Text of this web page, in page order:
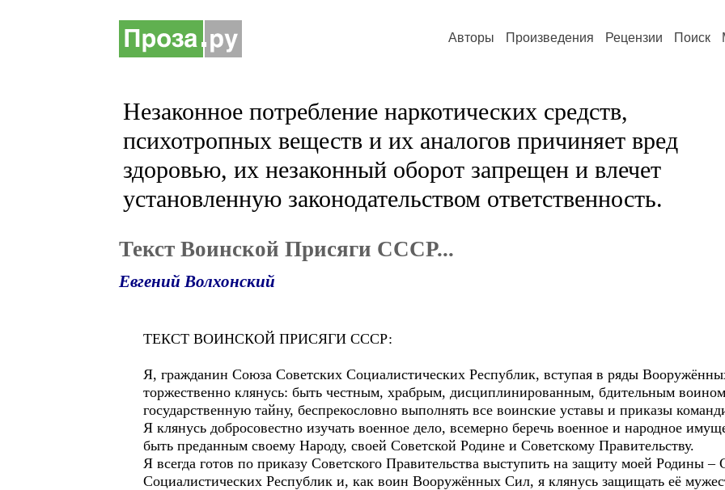
Авторы Произведения Рецензии Поиск
Незаконное потребление наркотических средств,
психотропных веществ и их аналогов причиняет вред
здоровью, их незаконный оборот запрещен и влечет
установленную законодательством ответственность.
Текст Воинской Присяги СССР...
Евгений Волхонский
ТЕКСТ ВОИНСКОЙ ПРИСЯГИ СССР:
Я, гражданин Союза Советских Социалистических Республик, вступая в ряды
торжественно клянусь: быть честным, храбрым, дисциплинированным, бдительным
государственную тайну, беспрекословно выполнять все воинские уставы и приказы
Я клянусь добросовестно изучать военное дело, всемерно беречь военное и народное
быть преданным своему Народу, своей Советской Родине и Советскому Правительству.
Я всегда готов по приказу Советского Правительства выступить на защиту моей Родины –
Социалистических Республик и, как воин Вооружённых Сил, я клянусь защищать её